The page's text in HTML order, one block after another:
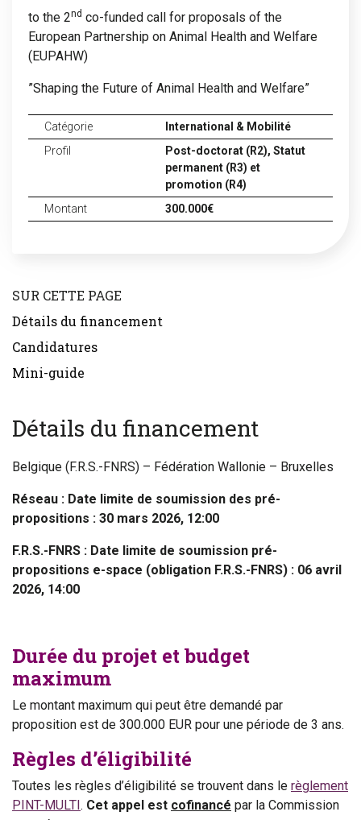
to the 2nd co-funded call for proposals of the
European Partnership on Animal Health and Welfare
(EUPAHW)
”Shaping the Future of Animal Health and Welfare”
Catégorie
International & Mobilité
Profil
Post-doctorat (R2), Statut
permanent (R3) et
promotion (R4)
Montant
300.000€
SUR CETTE PAGE
Détails du financement
Candidatures
Mini-guide
Détails du financement
Belgique (F.R.S.-FNRS) – Fédération Wallonie – Bruxelles
Réseau : Date limite de soumission des pré-
propositions : 30 mars 2026, 12:00
F.R.S.-FNRS : Date limite de soumission pré-
propositions e-space (obligation F.R.S.-FNRS) : 06 avril
2026, 14:00
Durée du projet et budget
maximum
Le montant maximum qui peut être demandé par
proposition est de 300.000 EUR pour une période de 3 ans.
Règles d’éligibilité
Toutes les règles d’éligibilité se trouvent dans le règlement
PINT-MULTI. Cet appel est cofinancé par la Commission